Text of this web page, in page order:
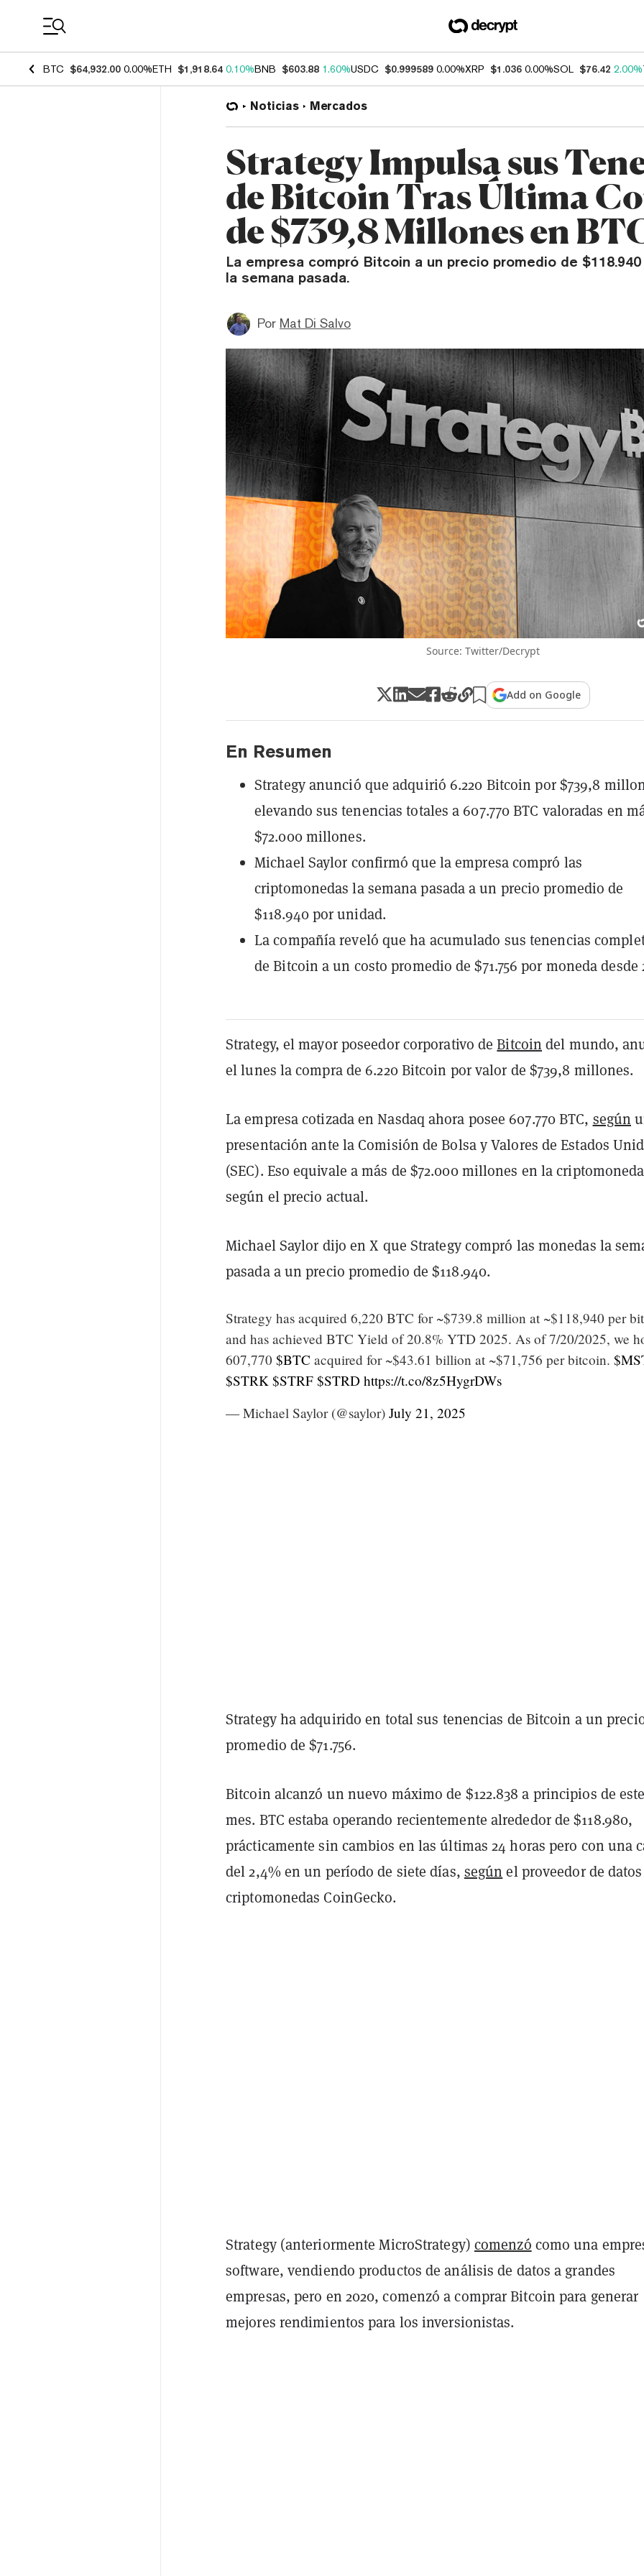
BTC $64,932.00 0.00%ETH $1,918.64 0.10%BNB $603.88 1.60%USDC $0.999589 0.00%XRP $1.036 0.00%SOL $76.42 2.00%
Noticias Mercados
Strategy Impulsa sus
de Bitcoin Tras Última
de $739,8 Millones en
La empresa compró Bitcoin a un precio promedio de
la semana pasada.
Por Mat Di Salvo
Source: Twitter/Decrypt
Add on Google
En Resumen
Strategy anunció que adquirió 6.220 Bitcoin por $739,8
elevando sus tenencias totales a 607.770 BTC valoradas en
$72.000 millones.
Michael Saylor confirmó que la empresa compró las
criptomonedas la semana pasada a un precio promedio de
$118.940 por unidad.
La compañía reveló que ha acumulado sus tenencias
de Bitcoin a un costo promedio de $71.756 por moneda desde
Strategy, el mayor poseedor corporativo deBitcoin del mundo,
el lunes la compra de 6.220 Bitcoin por valor de $739,8 millones.
La empresa cotizada en Nasdaq ahora posee 607.770 BTC, según
presentación ante la Comisión de Bolsa y Valores de Estados
(SEC). Eso equivale a más de $72.000 millones en la criptomoneda
según el precio actual.
Michael Saylor dijo en X que Strategy compró las monedas la
pasada a un precio promedio de $118.940.
Strategy has acquired 6,220 BTC for ~$739.8 million at ~$118,940 per
and has achieved BTC Yield of 20.8% YTD 2025. As of 7/20/2025, we
607,770 $BTC acquired for ~$43.61 billion at ~$71,756 per bitcoin.
$STRK $STRF $STRD https://t.co/8z5HygrDWs
— Michael Saylor (@saylor) July 21, 2025
Strategy ha adquirido en total sus tenencias de Bitcoin a un
promedio de $71.756.
Bitcoin alcanzó un nuevo máximo de $122.838 a principios de este
mes. BTC estaba operando recientemente alrededor de $118.980,
prácticamente sin cambios en las últimas 24 horas pero con una
del 2,4% en un período de siete días, según el proveedor de
criptomonedas CoinGecko.
Strategy (anteriormente MicroStrategy) comenzó como una
software, vendiendo productos de análisis de datos a grandes
empresas, pero en 2020, comenzó a comprar Bitcoin para generar
mejores rendimientos para los inversionistas.